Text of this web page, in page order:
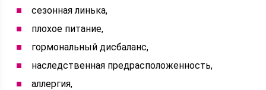
сезонная линька,
плохое питание,
гормональный дисбаланс,
наследственная предрасположенность,
аллергия,